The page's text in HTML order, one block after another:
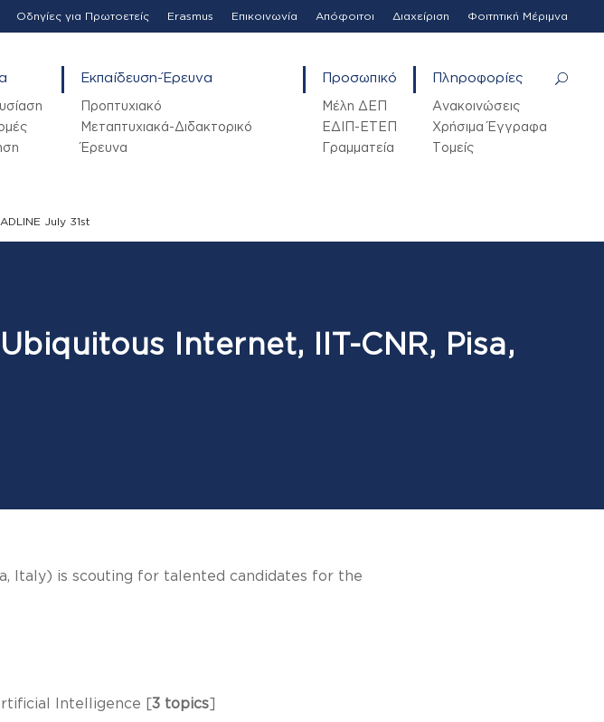
Οδηγίες για Πρωτοετείς Erasmus Επικοινωνία Απόφοιτοι Διαχείριση Φοιτητική Μέριμνα
Εκπαίδευση-Έρευνα
Προπτυχιακό
Μεταπτυχιακά-Διδακτορικό
Έρευνα
Προσωπικό
Μέλη ΔΕΠ
ΕΔΙΠ-ΕΤΕΠ
Γραμματεία
Πληροφορίες
Ανακοινώσεις
Χρήσιμα Έγγραφα
Τομείς
July 31st
Internet, IIT-CNR, Pisa,
Italy) is scouting for talented candidates for the
Intelligence [3 topics]